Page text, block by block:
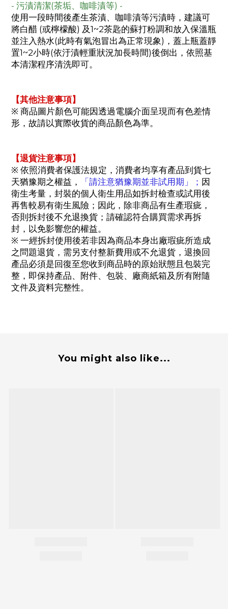
- 污漬清潔(茶垢、咖啡漬等) -
使用一段時間後產生茶漬、咖啡漬等污漬時，建議可
將白醋 (或檸檬酸) 及1~2茶匙的蘇打粉調和放入保溫瓶
並注入熱水(此時有氣泡冒出為正常現象)，蓋上瓶蓋靜
置1~2小時(依汙漬輕重狀況加長時間)後倒出，依照基
本清潔程序清洗即可。
【其他注意事項】
※ 商品圖片顏色可能因透過電腦介面呈現而有色差情
形，故請以實際收貨的商品顏色為準。
【退貨注意事項】
※ 依照消費者保護法規定，消費者均享有產品到貨七
天猶豫期之權益，
「請注意猶豫期並非試用期」； 因
衛生考量，封裝的個人衛生用品如拆封檢查或試用後
再售較易有衛生風險；因此，除非商品有生產瑕疵，
否則拆封後不允退換貨；請確認符合購買需求再拆
封，以免影響您的權益。
※ 一經拆封使用後若非因為商品本身出廠瑕疵所造成
之問題退貨，需另支付整新費用或不允退貨，退換回
產品必須是回復至您收到商品時的原始狀態且包裝完
整，即保持產品、附件、包裝、廠商紙箱及所有附隨
文件及資料完整性。
You might also like...